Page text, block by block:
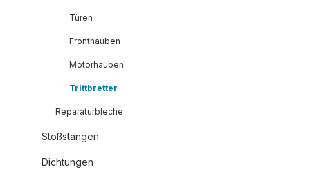
Türen
Fronthauben
Motorhauben
Trittbretter
Reparaturbleche
Stoßstangen
Dichtungen